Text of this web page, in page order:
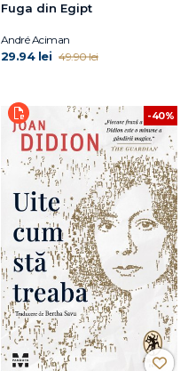
Fuga din Egipt
André Aciman
29.94 lei 49.90 lei
-40%